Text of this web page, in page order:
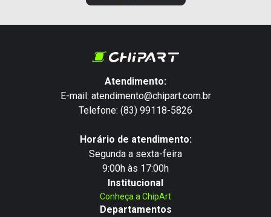
Atendimento:
E-mail: atendimento@chipart.com.br
Telefone: (83) 99118-5826
Horário de atendimento:
Segunda a sexta-feira
9:00h às 17:00h
Institucional
Conheça a ChipArt
Departamentos